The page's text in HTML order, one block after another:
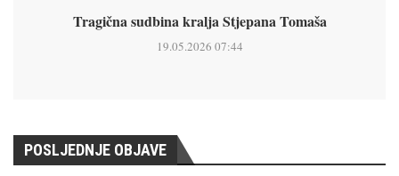
Tragična sudbina kralja Stjepana Tomaša
19.05.2026 07:44
POSLJEDNJE OBJAVE